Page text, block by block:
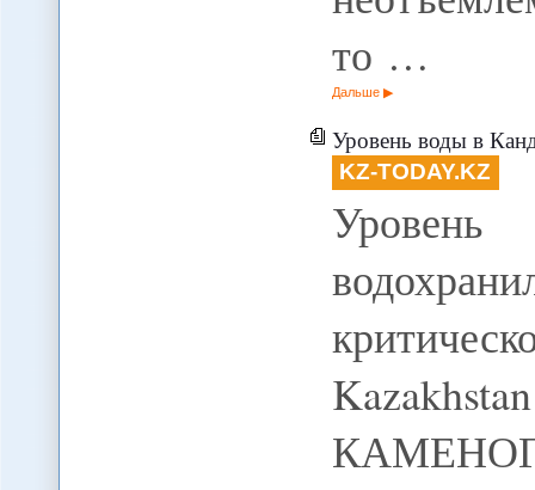
то …
Дальше
Уровень воды в
KZ-TODAY.KZ